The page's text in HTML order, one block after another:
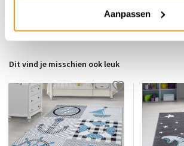
Aanpassen
Dit vind je misschien ook leuk